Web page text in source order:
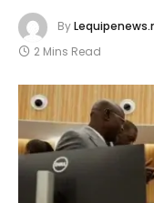
By
2 Mins Read